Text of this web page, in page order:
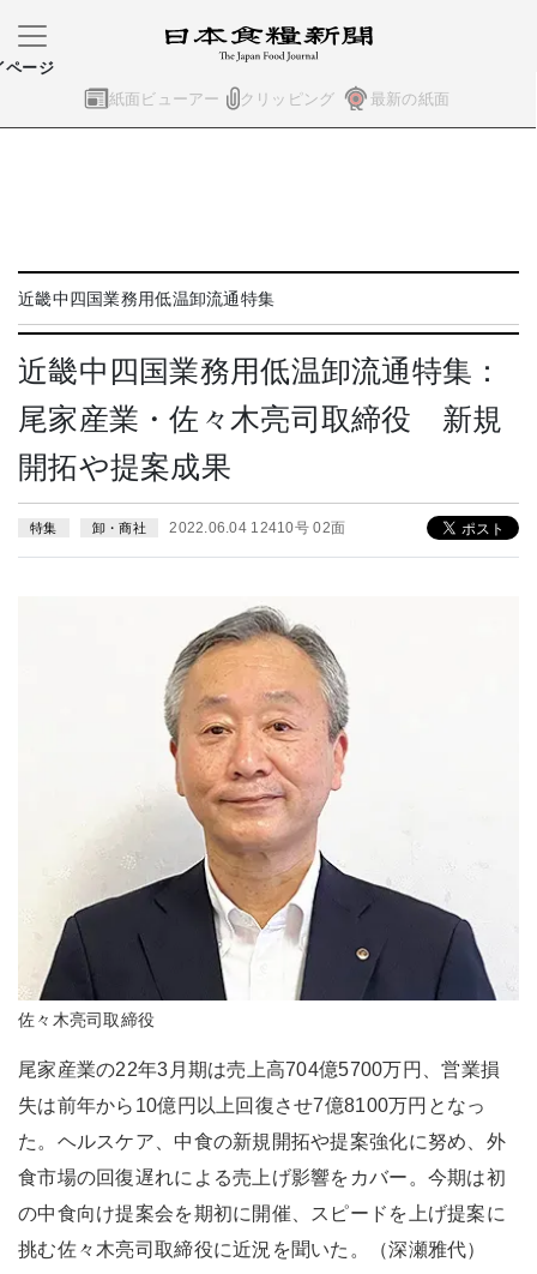
紙面ビューアー クリッピング 最新の紙面
ページ
近畿中四国業務用低温卸流通特集
近畿中四国業務用低温卸流通特集：
尾家産業・佐々木亮司取締役 新規
開拓や提案成果
特集 卸・商社 2022.06.04 12410号 02面
佐々木亮司取締役
尾家産業の22年3月期は売上高704億5700万円、営業損
失は前年から10億円以上回復させ7億8100万円となっ
た。ヘルスケア、中食の新規開拓や提案強化に努め、外
食市場の回復遅れによる売上げ影響をカバー。今期は初
の中食向け提案会を期初に開催、スピードを上げ提案に
挑む佐々木亮司取締役に近況を聞いた。（深瀬雅代）